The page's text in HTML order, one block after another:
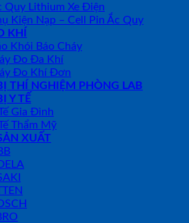
Quy Lithium Xe Điện
Kiện Nạp – Cell Pin Ắc Quy
KHÍ
Khói Báo Cháy
Đo Đa Khí
Đo Khí Đơn
THÍ NGHIỆM PHÒNG LAB
Y TẾ
Gia Đình
Thẩm Mỹ
XUẤT